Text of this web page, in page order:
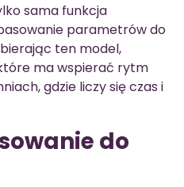
sama funkcja
parametrów do
ten model,
ma wspierać rytm
gdzie liczy się czas i
do